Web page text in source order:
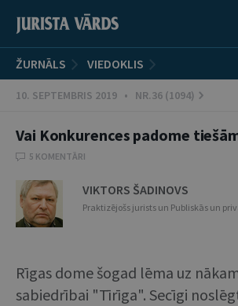
ŽURNĀLS VIEDOKLIS
10. SEPTEMBRIS 2019 • NR.36 (1094)
Vai Konkurences padome
5 KOMENTĀRI
VIKTORS ŠADINOVS
Praktizējošs jurists un Publiskās un
Rīgas dome šogad lēma uz
sabiedrībai "Tīrīga". Secīgi